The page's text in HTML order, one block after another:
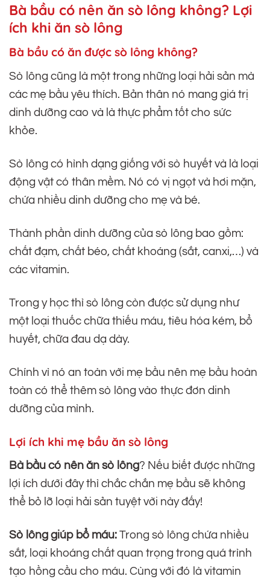
Bà bầu có nên ăn sò lông không? Lợi
ích khi ăn sò lông
Bà bầu có ăn được sò lông không?
Sò lông cũng là một trong những loại hải sản mà
các mẹ bầu yêu thích. Bản thân nó mang giá trị
dinh dưỡng cao và là thực phẩm tốt cho sức
khỏe.
Sò lông có hình dạng giống với sò huyết và là loại
động vật có thân mềm. Nó có vị ngọt và hơi mặn,
chứa nhiều dinh dưỡng cho mẹ và bé.
Thành phần dinh dưỡng của sò lông bao gồm:
chất đạm, chất béo, chất khoáng (sắt, canxi,…) và
các vitamin.
Trong y học thì sò lông còn được sử dụng như
một loại thuốc chữa thiếu máu, tiêu hóa kém, bổ
huyết, chữa đau dạ dày.
Chính vì nó an toàn với mẹ bầu nên mẹ bầu hoàn
toàn có thể thêm sò lông vào thực đơn dinh
dưỡng của mình.
Lợi ích khi mẹ bầu ăn sò lông
Bà bầu có nên ăn sò lông? Nếu biết được những
lợi ích dưới đây thì chắc chắn mẹ bầu sẽ không
thể bỏ lỡ loại hải sản tuyệt vời này đấy!
Sò lông giúp bổ máu: Trong sò lông chứa nhiều
sắt, loại khoáng chất quan trọng trong quá trình
tạo hồng cầu cho máu. Cùng với đó là vitamin